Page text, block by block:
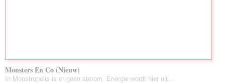
Monsters En Co (Nieuw)
In Monstropolis is er geen stroom. Energie wordt hier uit…